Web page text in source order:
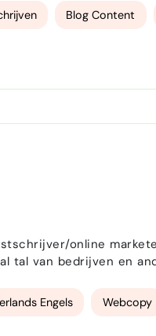
Blog Content
Als ZZP'er bij mijn
van bedrijven en
Engels Webcopy